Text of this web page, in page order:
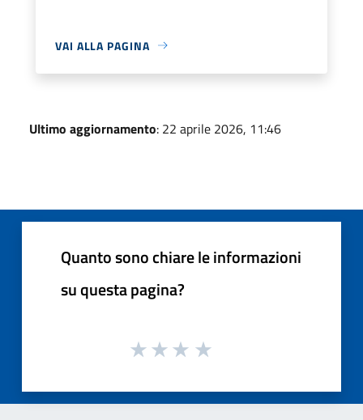
VAI ALLA PAGINA
Ultimo aggiornamento: 22 aprile 2026, 11:46
Quanto sono chiare le informazioni
su questa pagina?